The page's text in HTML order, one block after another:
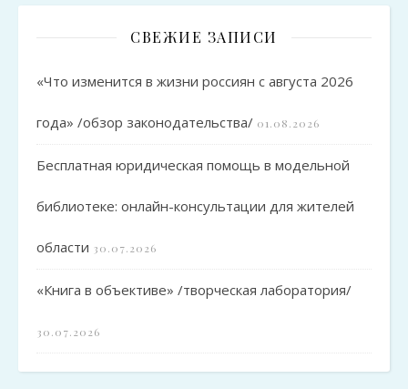
СВЕЖИЕ ЗАПИСИ
«Что изменится в жизни россиян с августа 2026
года» /обзор законодательства/ 01.08.2026
Бесплатная юридическая помощь в модельной
библиотеке: онлайн-консультации для жителей
области 30.07.2026
«Книга в объективе» /творческая лаборатория/
30.07.2026